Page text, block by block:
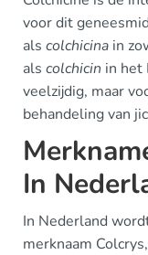
voor dit
als colchicina in
als colchicin in het
veelzijdig, maar
behandeling van
In
In Nederland
merknaam